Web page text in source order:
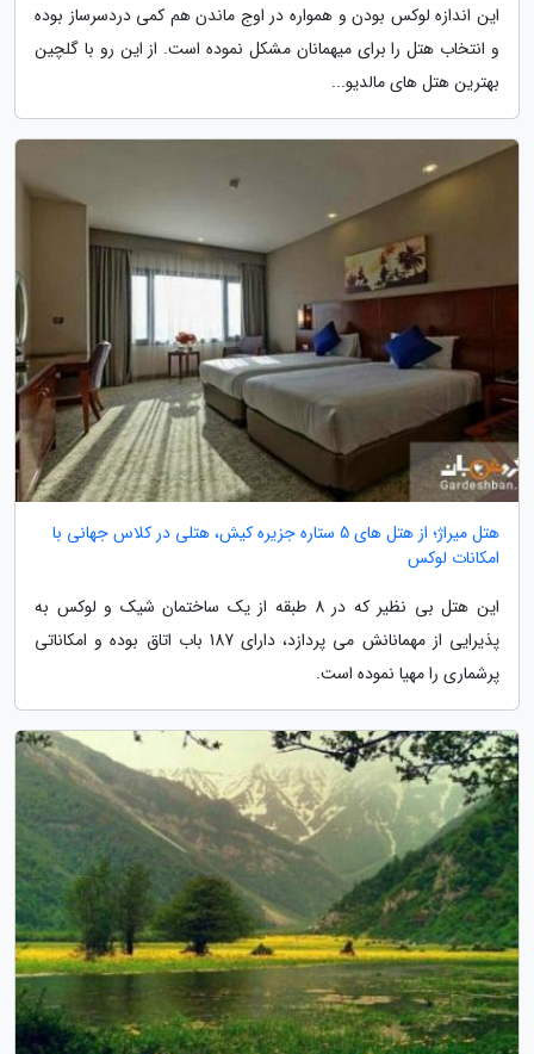
این اندازه لوکس بودن و همواره در اوج ماندن هم کمی دردسرساز بوده
و انتخاب هتل را برای میهمانان مشکل نموده است. از این رو با گلچین
بهترین هتل های مالدیو...
هتل میراژ؛ از هتل های 5 ستاره جزیره کیش، هتلی در کلاس جهانی با
امکانات لوکس
این هتل بی نظیر که در 8 طبقه از یک ساختمان شیک و لوکس به
پذیرایی از مهمانانش می پردازد، دارای 187 باب اتاق بوده و امکاناتی
پرشماری را مهیا نموده است.